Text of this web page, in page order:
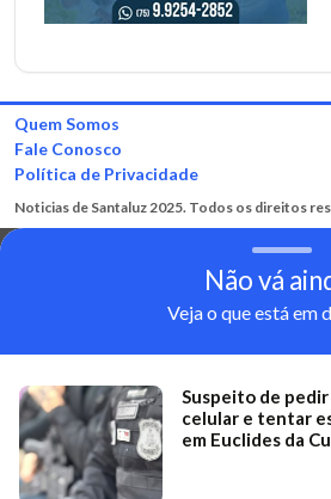
Quem Somos
Fale Conosco
Política de Privacidade
Noticias de Santaluz 2025. Todos os direitos
Não vá
Veja o que está em
Suspeito de
celular e tentar
em Euclides da